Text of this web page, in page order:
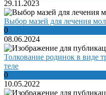
29.11.2023
Выбор мазей для лечения
0
08.06.2024
Толкование родинок в виде
теле
0
10.05.2022